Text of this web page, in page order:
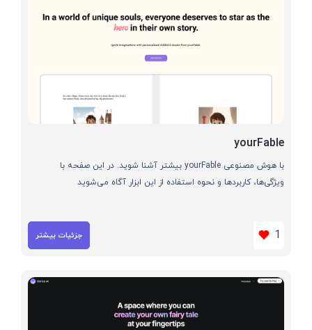
yourFable
با هوش مصنوعی yourFable بیشتر آشنا شوید. در این صفحه با
ویژگی‌ها، کاربردها و نحوه استفاده از این ابزار آگاه می‌شوید
1 جزئیات بیشتر